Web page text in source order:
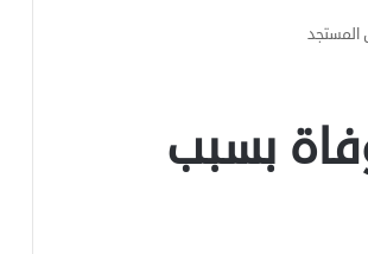
المستجد
بسبب